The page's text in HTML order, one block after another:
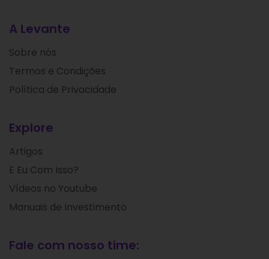
A Levante
Sobre nós
Termos e Condições
Política de Privacidade
Explore
Artigos
E Eu Com Isso?
Vídeos no Youtube
Manuais de Investimento
Fale com nosso time: